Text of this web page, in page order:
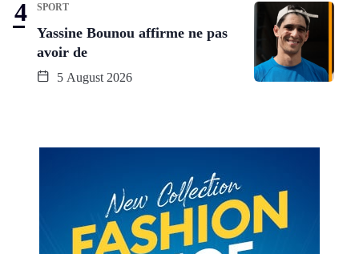
SPORT
Yassine Bounou affirme ne pas
avoir de
5 August 2026